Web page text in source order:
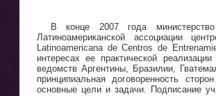
В конце 2007 года
Латиноамериканской ассоциации
Latinoamericana de Centros de
интересах ее практической
ведомств Аргентины, Бразилии,
принципиальная договоренность
основные цели и задачи. Подписание